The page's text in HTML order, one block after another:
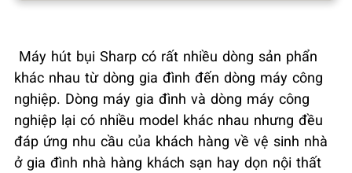
Máy hút bụi Sharp có rất nhiều dòng sản phẩn
khác nhau từ dòng gia đình đến dòng máy công
nghiệp. Dòng máy gia đình và dòng máy công
nghiệp lại có nhiều model khác nhau nhưng đều
đáp ứng nhu cầu của khách hàng về vệ sinh nhà
ở gia đình nhà hàng khách sạn hay dọn nội thất